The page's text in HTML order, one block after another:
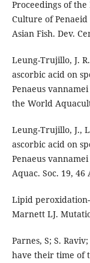
Proceedings of
Culture of
Asian Fish. Dev.
Leung-Trujillo, J.
ascorbic acid on
Penaeus
the World
Leung-Trujillo, J.,
ascorbic acid on
Penaeus
Aquac. Soc. 19, 46
Lipid
Marnett LJ.
Parnes, S; S.
have their time of